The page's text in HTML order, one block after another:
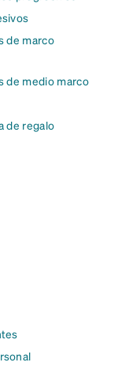
de marco
de medio marco
de regalo